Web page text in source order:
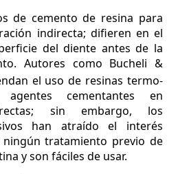
de cemento de resina para
indirecta; difieren en el
del diente antes de la
Autores como Bucheli &
el uso de resinas termo-
agentes cementantes en
sin embargo, los
han atraído el interés
tratamiento previo de
y son fáciles de usar.